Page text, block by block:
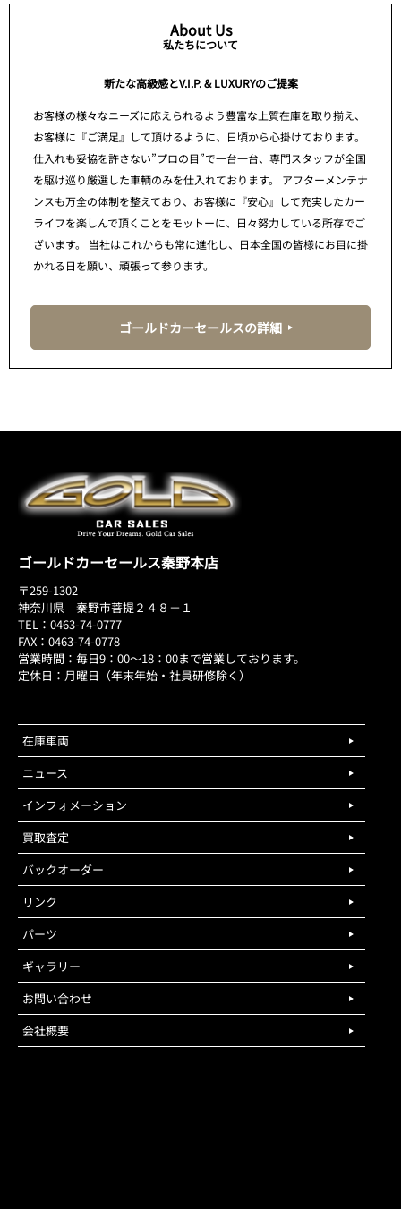
About Us
私たちについて
新たな高級感とV.I.P. & LUXURYのご提案
お客様の様々なニーズに応えられるよう豊富な上質在庫を取り揃え、
お客様に『ご満足』して頂けるように、日頃から心掛けております。
仕入れも妥協を許さない”プロの目”で一台一台、専門スタッフが全国
を駆け巡り厳選した車輌のみを仕入れております。 アフターメンテナ
ンスも万全の体制を整えており、お客様に『安心』して充実したカー
ライフを楽しんで頂くことをモットーに、日々努力している所存でご
ざいます。 当社はこれからも常に進化し、日本全国の皆様にお目に掛
かれる日を願い、頑張って参ります。
ゴールドカーセールスの詳細
ゴールドカーセールス秦野本店
〒259-1302
神奈川県 秦野市菩提２４８－１
TEL：0463-74-0777
FAX：0463-74-0778
営業時間：毎日9：00～18：00まで営業しております。
定休日：月曜日（年末年始・社員研修除く）
在庫車両
ニュース
インフォメーション
買取査定
バックオーダー
リンク
パーツ
ギャラリー
お問い合わせ
会社概要